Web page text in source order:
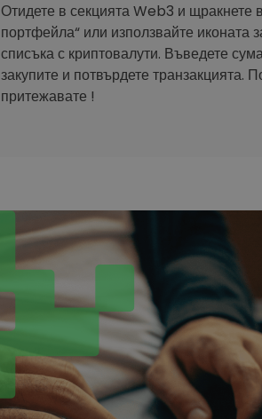
Отидете в секцията Web3 и щракнете
портфейла“ или използвайте иконата
списъка с криптовалути. Въведете
закупите и потвърдете транзакцията.
притежавате !